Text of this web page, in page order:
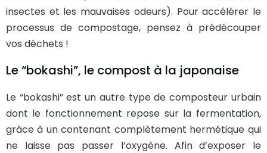
insectes et les mauvaises odeurs). Pour accélérer le
processus de compostage, pensez à prédécouper
vos déchets !
Le “bokashi”, le compost à la japonaise
Le “bokashi” est un autre type de composteur urbain
dont le fonctionnement repose sur la fermentation,
grâce à un contenant complètement hermétique qui
ne laisse pas passer l’oxygène. Afin d’exposer le